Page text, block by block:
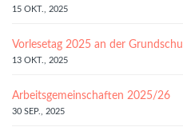
15 OKT., 2025
Vorlesetag 2025 an der
13 OKT., 2025
Arbeitsgemeinschaften 2025/26
30 SEP., 2025